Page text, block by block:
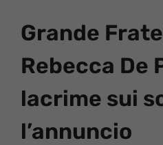
Grande
Rebecca De
lacrime sui
l’annuncio